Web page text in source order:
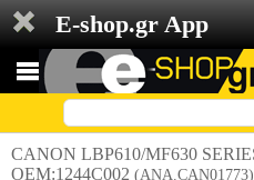
E-shop.gr App
CANON LBP610/MF630
OEM:1244C002 (ANA.CAN01773)